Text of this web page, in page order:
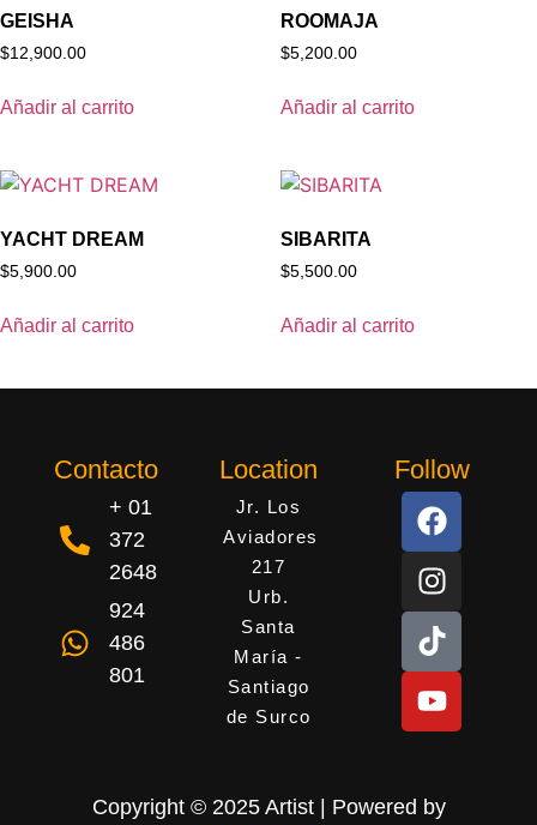
GEISHA
$12,900.00
Añadir al carrito
ROOMAJA
$5,200.00
Añadir al carrito
YACHT DREAM
$5,900.00
Añadir al carrito
SIBARITA
$5,500.00
Añadir al carrito
Contacto
+ 01
372
2648
924
486
801
Location
Jr. Los
Aviadores
217
Urb.
Santa
María -
Santiago
de Surco
Follow
Copyright © 2025 Artist | Powered by